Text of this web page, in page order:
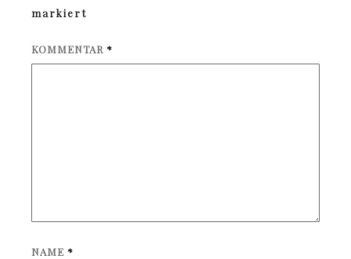
markiert
KOMMENTAR *
NAME *